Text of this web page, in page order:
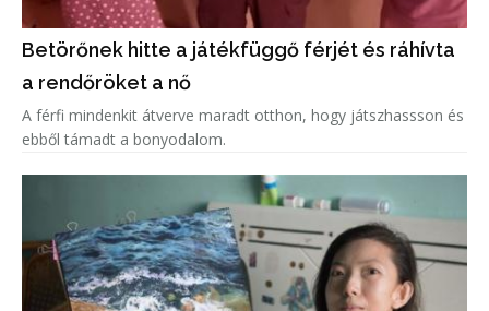
Betörőnek hitte a játékfüggő férjét és ráhívta
a rendőröket a nő
A férfi mindenkit átverve maradt otthon, hogy játszhassson és
ebből támadt a bonyodalom.